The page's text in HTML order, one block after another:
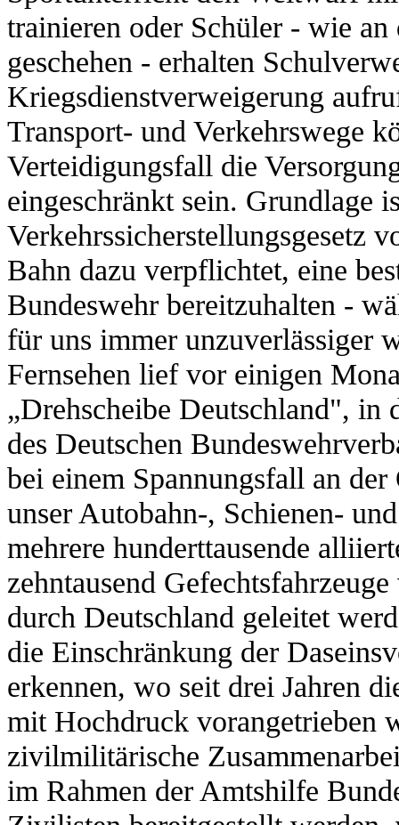
trainieren oder Schüler - wie
geschehen - erhalten
Kriegsdienstverweigerung
Transport- und Verkehrswege
Verteidigungsfall die
eingeschränkt sein. Grundlage
Verkehrssicherstellungsgesetz
Bahn dazu verpflichtet, eine
Bundeswehr bereitzuhalten -
für uns immer unzuverlässiger
Fernsehen lief vor einigen
„Drehscheibe Deutschland", in
des Deutschen
bei einem Spannungsfall an
unser Autobahn-, Schienen-
mehrere hunderttausende
zehntausend
durch Deutschland geleitet
die Einschränkung der
erkennen, wo seit drei Jahren
mit Hochdruck vorangetrieben
zivilmilitärische
im Rahmen der Amtshilfe